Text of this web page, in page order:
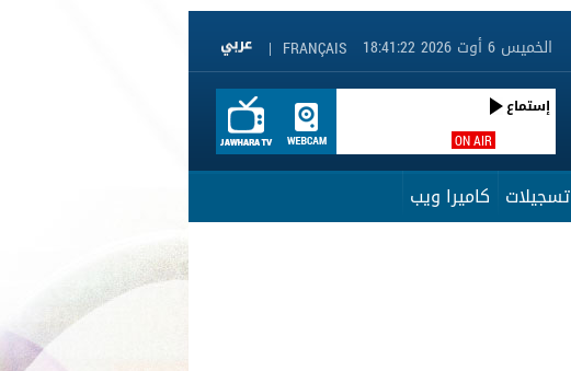
FRANÇAIS
| الخميس 6 أوت 2026 18:41:22
ON AIR
إستماع
تسجيلات كاميرا ويب